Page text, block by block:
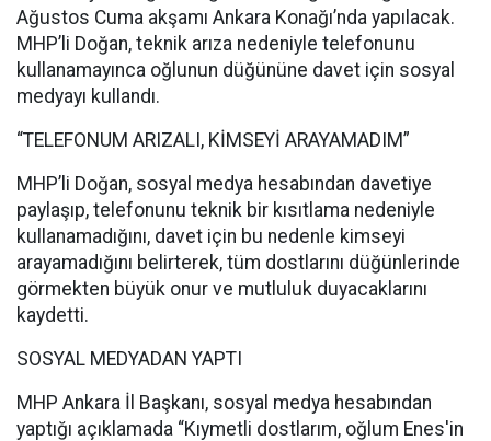
Ağustos Cuma akşamı Ankara Konağı’nda yapılacak.
MHP’li Doğan, teknik arıza nedeniyle telefonunu
kullanamayınca oğlunun düğününe davet için sosyal
medyayı kullandı.
“TELEFONUM ARIZALI, KİMSEYİ ARAYAMADIM”
MHP’li Doğan, sosyal medya hesabından davetiye
paylaşıp, telefonunu teknik bir kısıtlama nedeniyle
kullanamadığını, davet için bu nedenle kimseyi
arayamadığını belirterek, tüm dostlarını düğünlerinde
görmekten büyük onur ve mutluluk duyacaklarını
kaydetti.
SOSYAL MEDYADAN YAPTI
MHP Ankara İl Başkanı, sosyal medya hesabından
yaptığı açıklamada “Kıymetli dostlarım, oğlum Enes'in